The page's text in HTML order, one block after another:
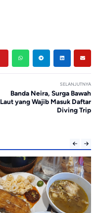
SELANJUTNYA
Banda Neira, Surga Bawah
Laut yang Wajib Masuk Daftar
Diving Trip